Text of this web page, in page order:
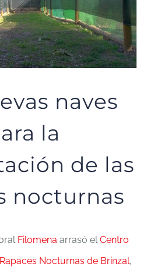
naves
la
de las
nocturnas
Filomena arrasó el Centro
Nocturnas de Brinzal,